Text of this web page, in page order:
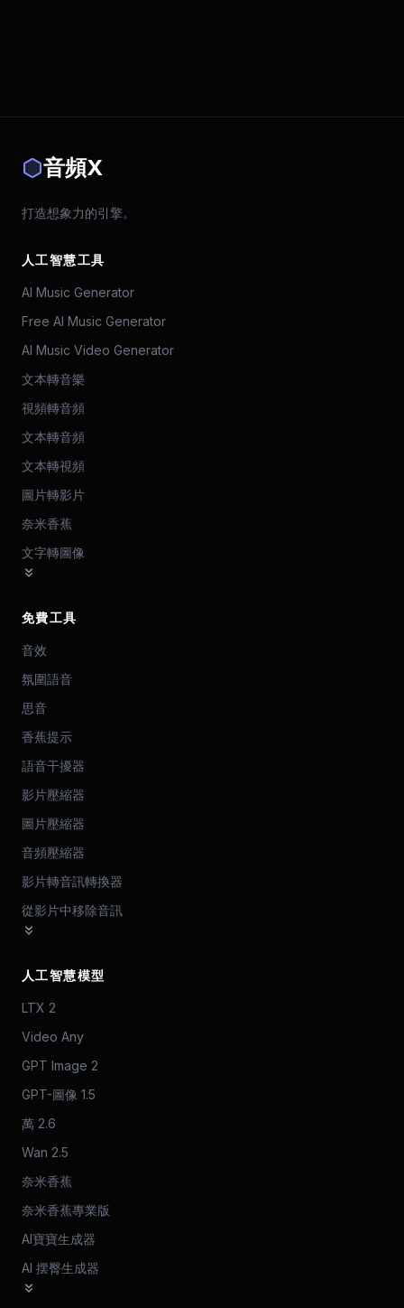
音頻X
打造想象力的引擎。
人工智慧工具
AI Music Generator
Free AI Music Generator
AI Music Video Generator
文本轉音樂
視頻轉音頻
文本轉音頻
文本轉視頻
圖片轉影片
奈米香蕉
文字轉圖像
免費工具
音效
氛圍語音
思音
香蕉提示
語音干擾器
影片壓縮器
圖片壓縮器
音頻壓縮器
影片轉音訊轉換器
從影片中移除音訊
人工智慧模型
LTX 2
Video Any
GPT Image 2
GPT-圖像 1.5
萬 2.6
Wan 2.5
奈米香蕉
奈米香蕉專業版
AI寶寶生成器
AI 摆臀生成器